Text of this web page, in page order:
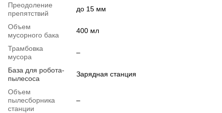
Преодоление
препятствий
до 15 мм
Объем
мусорного бака
400 мл
Трамбовка
мусора
–
База для робота-
пылесоса
Зарядная станция
Объем
пылесборника
станции
–